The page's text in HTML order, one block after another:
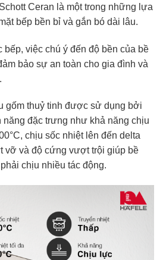
Ceran là một trong những lựa
bếp bền bỉ và gắn bó dài lâu.
bếp, việc chú ý đến độ bền của bề
bảo sự an toàn cho gia đình và
gốm thuỷ tinh được sử dụng bởi
đặc trưng như khả năng chịu
chịu sốc nhiệt lên đến delta
vỡ và độ cứng vượt trội giúp bề
chịu nhiều tác động.